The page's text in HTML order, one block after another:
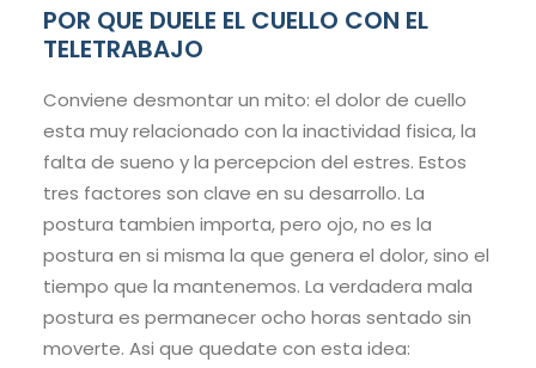
POR QUE DUELE EL CUELLO CON EL
TELETRABAJO
Conviene desmontar un mito: el dolor de cuello
esta muy relacionado con la inactividad fisica, la
falta de sueno y la percepcion del estres. Estos
tres factores son clave en su desarrollo. La
postura tambien importa, pero ojo, no es la
postura en si misma la que genera el dolor, sino el
tiempo que la mantenemos. La verdadera mala
postura es permanecer ocho horas sentado sin
moverte. Asi que quedate con esta idea: